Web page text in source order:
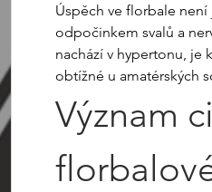
Úspěch ve florbale
odpočinkem svalů a
nachází v hypertonu, je
obtížné u amatérských
Význam